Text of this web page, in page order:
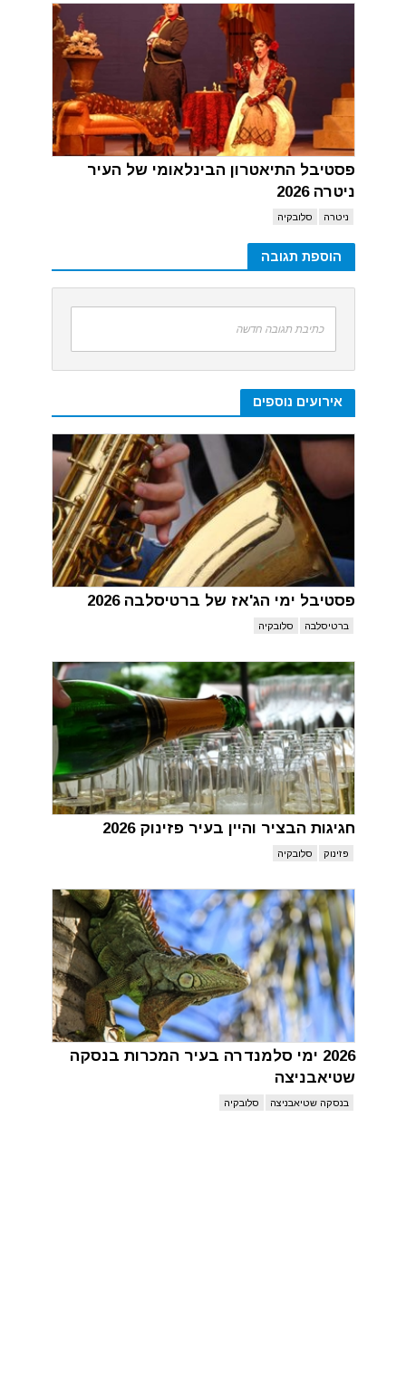
פסטיבל התיאטרון הבינלאומי של העיר
ניטרה 2026
ניטרה סלובקיה
הוספת תגובה
כתיבת תגובה חדשה
אירועים נוספים
פסטיבל ימי הג'אז של ברטיסלבה 2026
ברטיסלבה סלובקיה
חגיגות הבציר והיין בעיר פזינוק 2026
פזינוק סלובקיה
2026 ימי סלמנדרה בעיר המכרות בנסקה
שטיאבניצה
בנסקה שטיאבניצה סלובקיה